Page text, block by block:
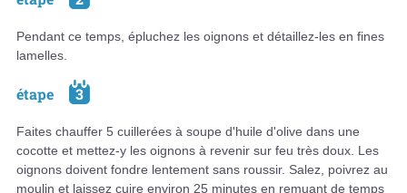
Pendant ce temps, épluchez les oignons et détaillez-les en fines
lamelles.
étape 3
Faites chauffer 5 cuillerées à soupe d'huile d'olive dans une
cocotte et mettez-y les oignons à revenir sur feu très doux. Les
oignons doivent fondre lentement sans roussir. Salez, poivrez au
moulin et laissez cuire environ 25 minutes en remuant de temps